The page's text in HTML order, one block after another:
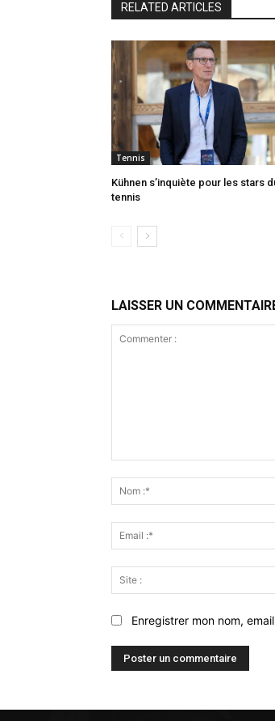
RELATED ARTICLES
Tennis
Kühnen s’inquiète pour les stars
tennis
LAISSER UN
Enregistrer mon nom,